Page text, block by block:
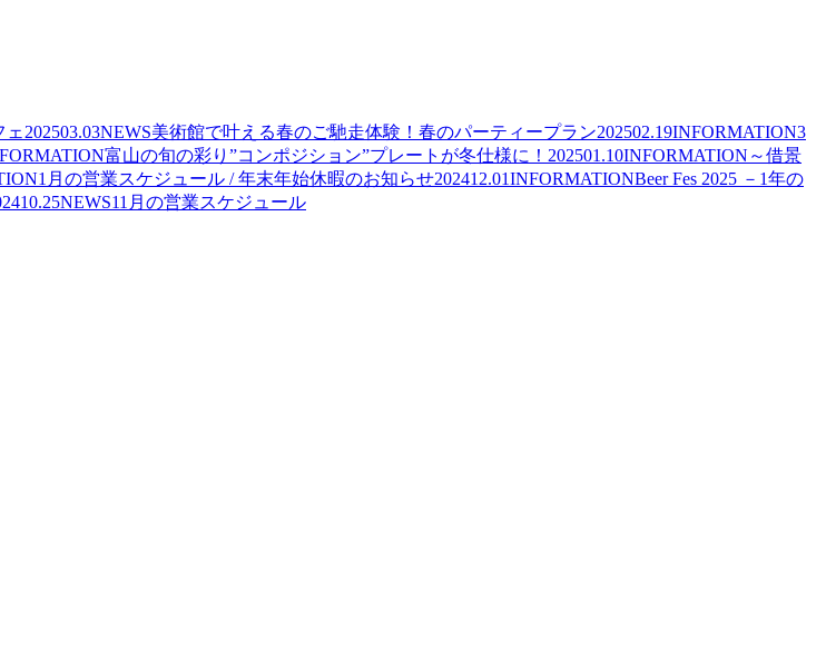
ェ202503.03NEWS美術館で叶える春のご馳走体験！春のパーティープラン202502.19INFORMATION3
富山の旬の彩り”コンポジション”プレートが冬仕様に！ 202501.10INFORMATION ～借景
1月の営業スケジュール / 年末年始休暇のお知らせ202412.01INFORMATIONBeer Fes 2025 －1年の
10.25NEWS11月の営業スケジュール